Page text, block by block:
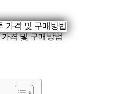
격 및 구매방법